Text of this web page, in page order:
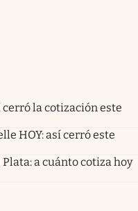
cerró la cotización este
HOY: así cerró este
a cuánto cotiza hoy